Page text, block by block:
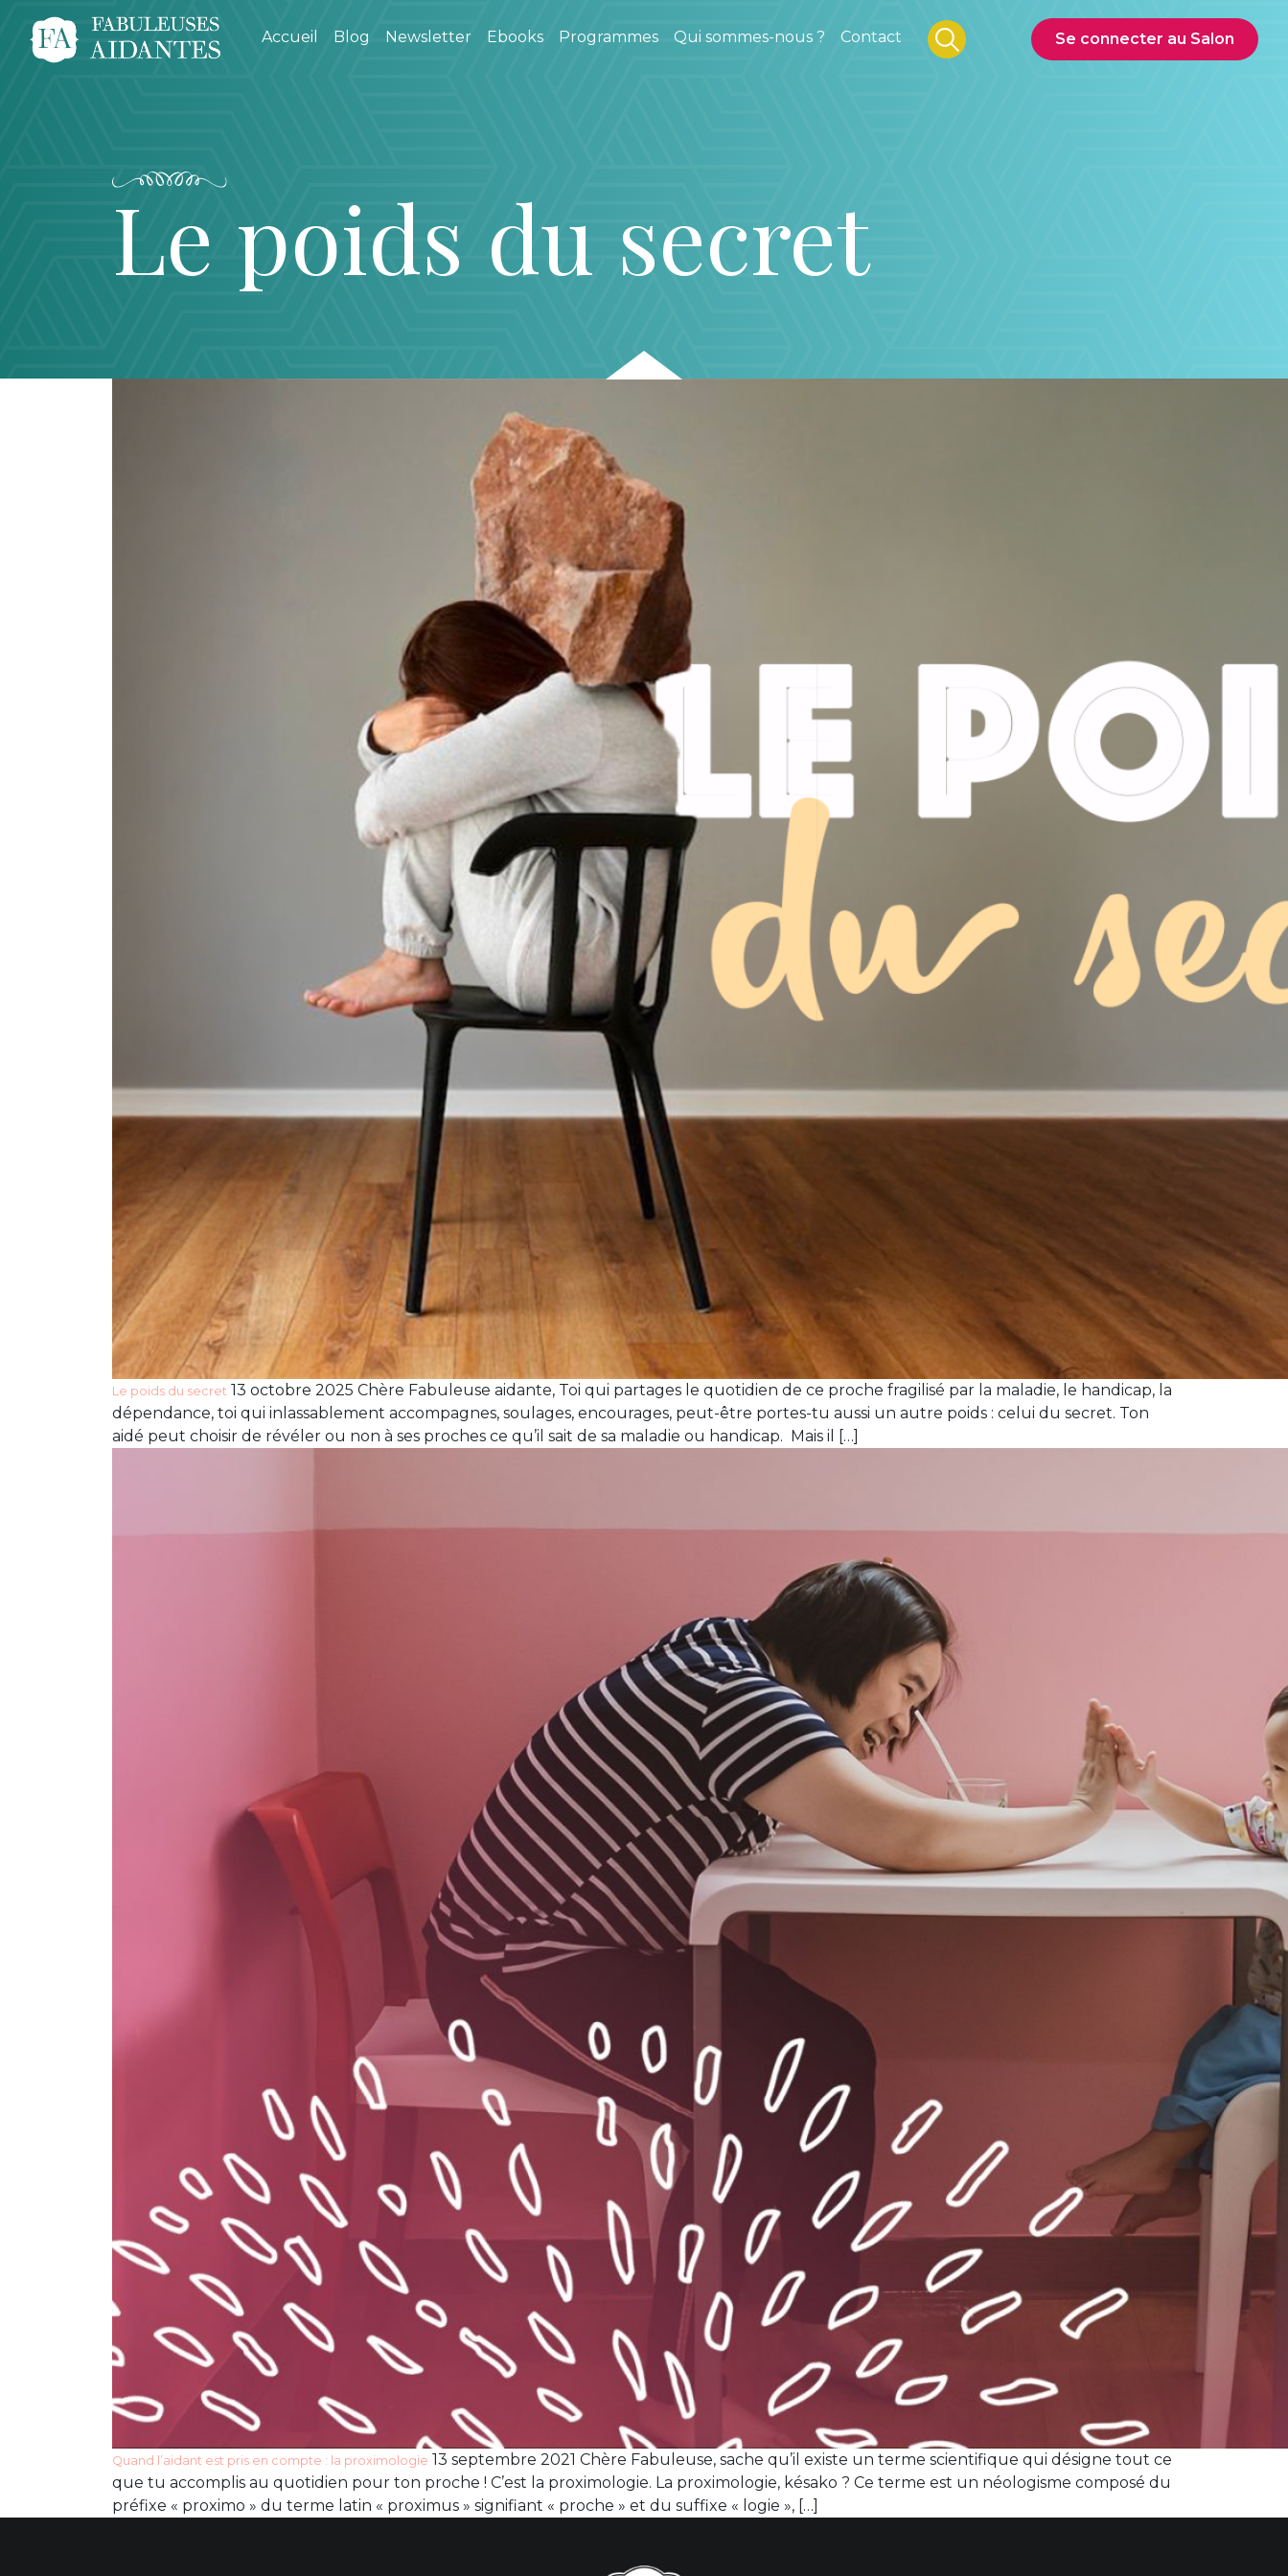
Accueil Blog Newsletter Ebooks Programmes Qui sommes-nous ? Contact Se connecter au Salon
Le poids du secret
Le poids du secret 13 octobre 2025 Chère Fabuleuse aidante, Toi qui partages le quotidien de ce proche fragilisé par la maladie, le handicap, la
dépendance, toi qui inlassablement accompagnes, soulages, encourages, peut-être portes-tu aussi un autre poids : celui du secret. Ton
aidé peut choisir de révéler ou non à ses proches ce qu’il sait de sa maladie ou handicap. Mais il […]
Quand l’aidant est pris en compte : la proximologie 13 septembre 2021 Chère Fabuleuse, sache qu’il existe un terme scientifique qui désigne tout ce
que tu accomplis au quotidien pour ton proche ! C’est la proximologie. La proximologie, késako ? Ce terme est un néologisme composé du
préfixe « proximo » du terme latin « proximus » signifiant « proche » et du suffixe « logie », […]